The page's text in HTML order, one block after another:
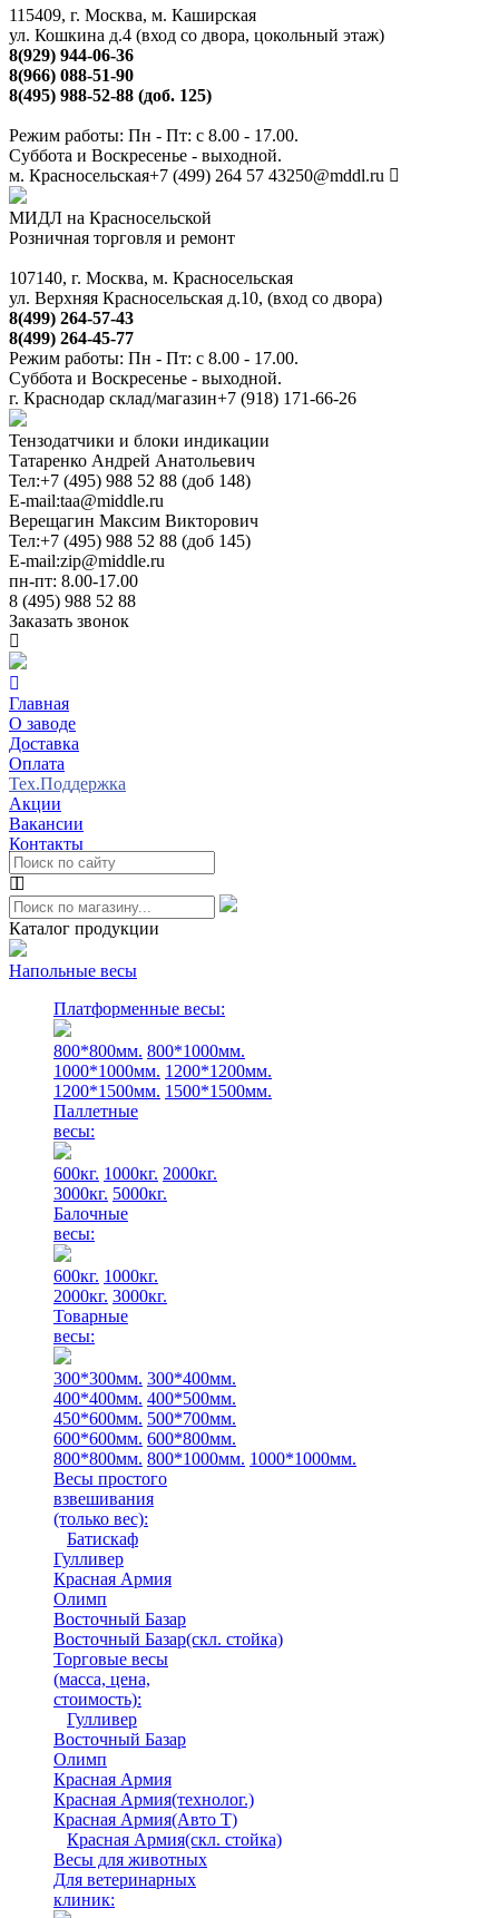
115409, г. Москва, м. Каширская
ул. Кошкина д.4 (вход со двора, цокольный этаж)
8(929) 944-06-36
8(966) 088-51-90
8(495) 988-52-88 (доб. 125)
Режим работы: Пн - Пт: с 8.00 - 17.00.
Суббота и Воскресенье - выходной.
м. Красносельская+7 (499) 264 57 43250@mddl.ru
МИДЛ на Красносельской
Розничная торговля и ремонт
107140, г. Москва, м. Красносельская
ул. Верхняя Красносельская д.10, (вход со двора)
8(499) 264-57-43
8(499) 264-45-77
Режим работы: Пн - Пт: с 8.00 - 17.00.
Суббота и Воскресенье - выходной.
г. Краснодар склад/магазин+7 (918) 171-66-26
Тензодатчики и блоки индикации
Татаренко Андрей Анатольевич
Тел:+7 (495) 988 52 88 (доб 148)
E-mail:taa@middle.ru
Верещагин Максим Викторович
Тел:+7 (495) 988 52 88 (доб 145)
E-mail:zip@middle.ru
пн-пт: 8.00-17.00
8 (495) 988 52 88
Заказать звонок
Главная
О заводе
Доставка
Оплата
Тех.Поддержка
Акции
Вакансии
Контакты
Каталог продукции
Напольные весы
Платформенные весы:
800*800мм. 800*1000мм.
1000*1000мм. 1200*1200мм.
1200*1500мм. 1500*1500мм.
Паллетные
весы:
600кг. 1000кг. 2000кг.
3000кг. 5000кг.
Балочные
весы:
600кг. 1000кг.
2000кг. 3000кг.
Товарные
весы:
300*300мм. 300*400мм.
400*400мм. 400*500мм.
450*600мм. 500*700мм.
600*600мм. 600*800мм.
800*800мм. 800*1000мм. 1000*1000мм.
Весы простого
взвешивания
(только вес):
Батискаф
Гулливер
Красная Армия
Олимп
Восточный Базар
Восточный Базар(скл. стойка)
Торговые весы
(масса, цена,
стоимость):
Гулливер
Восточный Базар
Олимп
Красная Армия
Красная Армия(технолог.)
Красная Армия(Авто Т)
Красная Армия(скл. стойка)
Весы для животных
Для ветеринарных
клиник: